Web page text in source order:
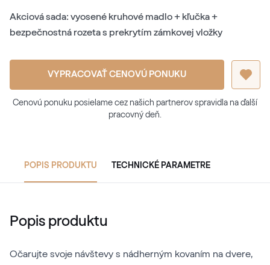
Akciová sada: vyosené kruhové madlo + kľučka +
bezpečnostná rozeta s prekrytím zámkovej vložky
VYPRACOVAŤ CENOVÚ PONUKU
Cenovú ponuku posielame cez našich partnerov spravidla na ďalší
pracovný deň.
POPIS PRODUKTU TECHNICKÉ PARAMETRE
Popis produktu
Očarujte svoje návštevy s nádherným kovaním na dvere,